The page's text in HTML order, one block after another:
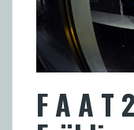
F A A T